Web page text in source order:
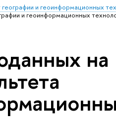
географии и геоинформационных
и геоинформационных
на